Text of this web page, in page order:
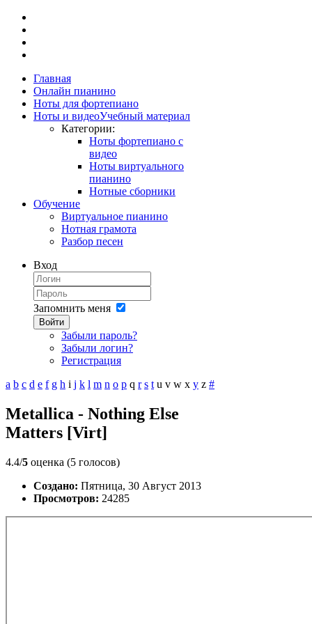
Главная
Онлайн пианино
Ноты для фортепиано
Ноты и видеоУчебный материал
Категории:
Ноты фортепиано с
видео
Ноты виртуального
пианино
Нотные сборники
Обучение
Виртуальное пианино
Нотная грамота
Разбор песен
Вход
Запомнить меня
Войти
Забыли пароль?
Забыли логин?
Регистрация
a b c d e f g h i j k l m n o p q r s t u v w x y z #
Metallica - Nothing Else
Matters [Virt]
4.4/5 оценка (5 голосов)
Создано: Пятница, 30 Август 2013
Просмотров: 24285